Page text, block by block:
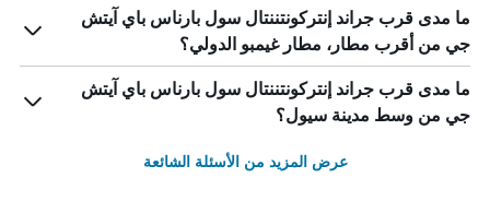
ما مدى قرب جراند إنتركونتننتال سول بارناس باي آيتش
جي من أقرب مطار، مطار غيمبو الدولي؟
ما مدى قرب جراند إنتركونتننتال سول بارناس باي آيتش
جي من وسط مدينة سيول؟
عرض المزيد من الأسئلة الشائعة